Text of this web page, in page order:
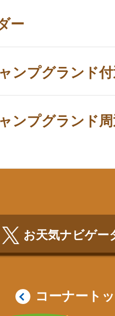
ー
ンプグランド
ンプグランド
お天気ナビゲー
コーナート